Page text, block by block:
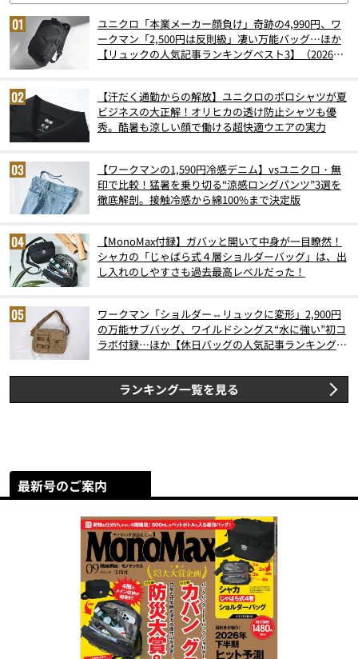
ユニクロ「本業メーカー顔負け」奇跡の4,990円、ワ
ークマン「2,500円は反則級」凄い万能バッグ…ほか
【リュックの人気記事ランキングベスト3】（2026年
【汗だく通勤からの解放】ユニクロのポロシャツが夏
ビジネスの大正解！オリヒカの透け防止シャツも優
秀。酷暑も涼しい顔で働ける超快適ウエアの実力
【ワークマンの1,590円冷感デニム】vsユニクロ・無
印で比較！猛暑を乗り切る“涼感ロングパンツ”3選を
徹底解剖。接触冷感から綿100%まで決定版
【MonoMax付録】ガバッと開いて中身が一目瞭然！
シャカの「じゃばら式４層ショルダーバッグ」は、出
し入れのしやすさも過去最高レベルだった！
ワークマン「ショルダー⇔リュックに変形」2,900円
の万能サブバッグ、ワイルドシングス“水に強い”初コ
ラボ付録…ほか【休日バッグの人気記事ランキングベ
ランキング一覧を見る
最新号のご案内